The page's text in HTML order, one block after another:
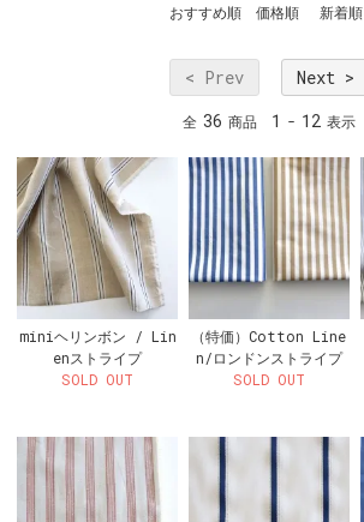
おすすめ順 価格順 新着順
< Prev Next >
全 36 商品 1 - 12 表示
miniヘリンボン / Lin
enストライプ
SOLD OUT
（特価）Cotton Line
n/ロンドンストライプ
SOLD OUT